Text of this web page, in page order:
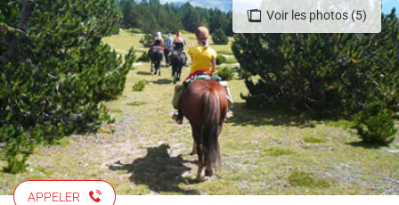
Voir les photos (5)
APPELER